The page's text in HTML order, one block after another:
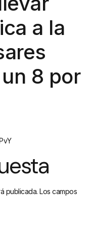
a la
8 por
publicada. Los campos